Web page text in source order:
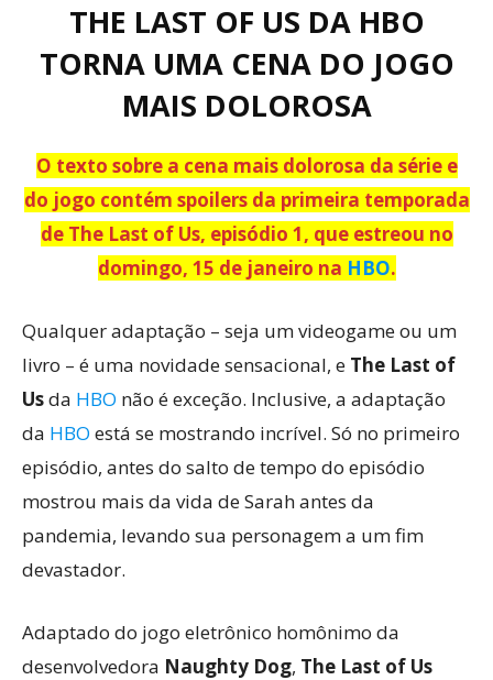
THE LAST OF US DA HBO
TORNA UMA CENA DO JOGO
MAIS DOLOROSA
O texto sobre a cena mais dolorosa da série e
do jogo contém spoilers da primeira temporada
de The Last of Us, episódio 1, que estreou no
domingo, 15 de janeiro na HBO.
Qualquer adaptação – seja um videogame ou um
livro – é uma novidade sensacional, e The Last of
Usda HBO não é exceção. Inclusive, a adaptação
da HBO está se mostrando incrível. Só no primeiro
episódio, antes do salto de tempo do episódio
mostrou mais da vida de Sarah antes da
pandemia, levando sua personagem a um fim
devastador.
Adaptado do jogo eletrônico homônimo da
desenvolvedora Naughty Dog, The Last of Us